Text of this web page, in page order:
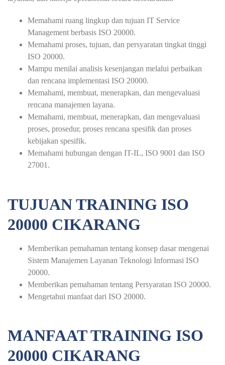
Memahami ruang lingkup dan tujuan IT Service
Management berbasis ISO 20000.
Memahami proses, tujuan, dan persyaratan tingkat tinggi
ISO 20000.
Mampu menilai analisis kesenjangan melalui perbaikan
dan rencana implementasi ISO 20000.
Memahami, membuat, menerapkan, dan mengevaluasi
rencana manajemen layana.
Memahami, membuat, menerapkan, dan mengevaluasi
proses, prosedur, proses rencana spesifik dan proses
kebijakan spesifik.
Memahami hubungan dengan IT-IL, ISO 9001 dan ISO
27001.
TUJUAN TRAINING ISO
20000 CIKARANG
Memberikan pemahaman tentang konsep dasar mengenai
Sistem Manajemen Layanan Teknologi Informasi ISO
20000.
Memberikan pemahaman tentang Persyaratan ISO 20000.
Mengetahui manfaat dari ISO 20000.
MANFAAT TRAINING ISO
20000 CIKARANG